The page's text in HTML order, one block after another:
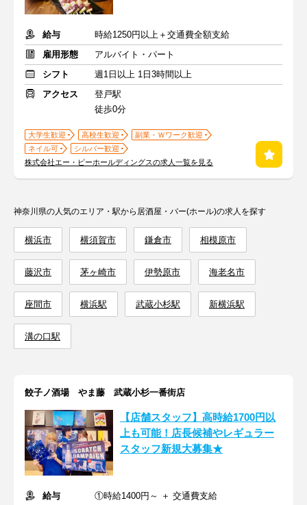
給与
時給1250円以上＋交通費全額支給
雇用形態
アルバイト・パート
シフト
週1日以上 1日3時間以上
アクセス
登戸駅
徒歩0分
大学生歓迎 高校生歓迎
副業・Ｗワーク歓迎
ネイル可
シルバー歓迎
株式会社エー・ピーホールディングスの求人一覧を見る
神奈川県の人気のエリア・駅から居酒屋・バー(ホール)の求人を探す
横浜市 横須賀市 鎌倉市 相模原市
藤沢市 茅ヶ崎市 伊勢原市 海老名市
座間市 横浜駅 武蔵小杉駅 新横浜駅
溝の口駅
餃子ノ酒場 やま藤 武蔵小杉一番街店
【店舗スタッフ】高時給1700円以
上も可能！店長候補やレギュラー
スタッフ新規大募集★
給与
①時給1400円～ ＋ 交通費支給